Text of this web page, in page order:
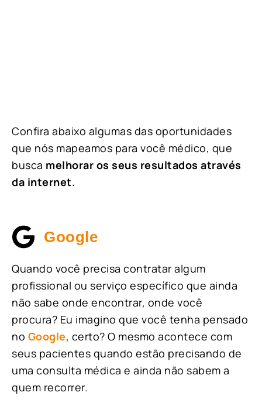
Confira abaixo algumas das oportunidades
que nós mapeamos para você médico, que
busca melhorar os seus resultados através
da internet.
Google
Quando você precisa contratar algum
profissional ou serviço específico que ainda
não sabe onde encontrar, onde você
procura? Eu imagino que você tenha pensado
no Google, certo? O mesmo acontece com
seus pacientes quando estão precisando de
uma consulta médica e ainda não sabem a
quem recorrer.